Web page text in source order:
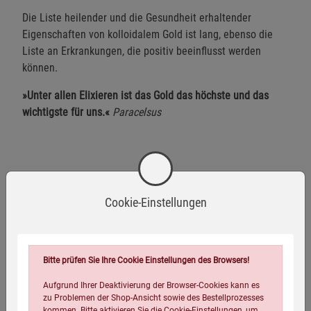
Die Liste heilender und die Gesundheit erhaltender
Eigenschaften von kolloidalem Gold ist lang, ebenso die
Liste an Erkrankungen, die positiv beeinflusst werden
können.
»Unter allen Elixieren ist das Gold das höchste und das
wichtigste für uns.« Paracelsus
Cookie-Einstellungen
Bitte prüfen Sie Ihre Cookie Einstellungen des Browsers!
Aufgrund Ihrer Deaktivierung der Browser-Cookies kann es
zu Problemen der Shop-Ansicht sowie des Bestellprozesses